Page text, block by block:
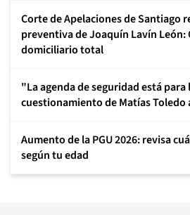
Corte de Apelaciones de Santiago
preventiva de Joaquín Lavín León:
domiciliario total
"La agenda de seguridad está
cuestionamiento de Matías Toledo
Aumento de la PGU 2026: revisa
según tu edad